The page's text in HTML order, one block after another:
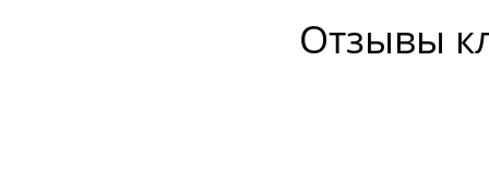
Отзывы